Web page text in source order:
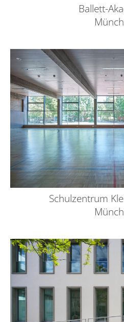
Ballett-
Schulzentrum